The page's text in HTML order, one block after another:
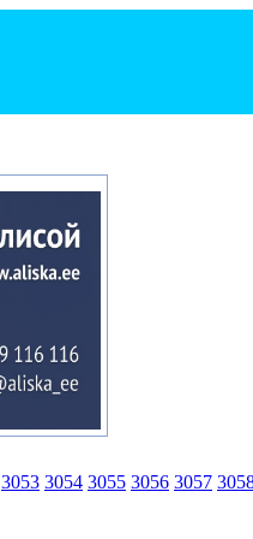
3053 3054 3055 3056 3057